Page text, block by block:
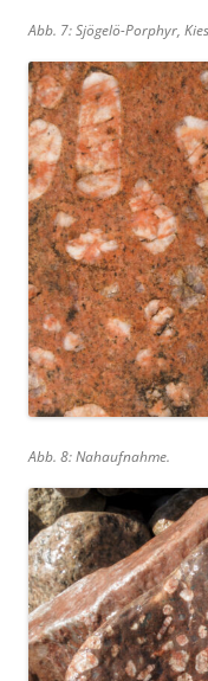
Abb. 7: Sjögelö-Porphyr,
Abb. 8: Nahaufnahme.